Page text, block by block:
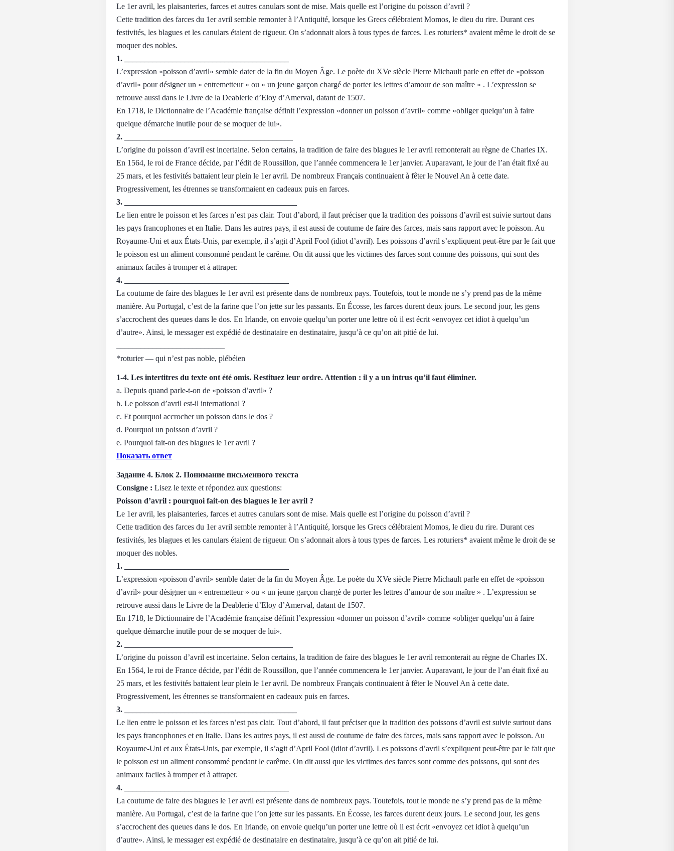
Le 1er avril, les plaisanteries, farces et autres canulars sont de mise. Mais quelle est l’origine du poisson d’avril ?
Cette tradition des farces du 1er avril semble remonter à l’Antiquité, lorsque les Grecs célébraient Momos, le dieu du rire. Durant ces
festivités, les blagues et les canulars étaient de rigueur. On s’adonnait alors à tous types de farces. Les roturiers* avaient même le droit de se
moquer des nobles.
1. _________________________________________
L’expression «poisson d’avril» semble dater de la fin du Moyen Âge. Le poète du XVe siècle Pierre Michault parle en effet de «poisson
d’avril» pour désigner un « entremetteur » ou « un jeune garçon chargé de porter les lettres d’amour de son maître » . L’expression se
retrouve aussi dans le Livre de la Deablerie d’Eloy d’Amerval, datant de 1507.
En 1718, le Dictionnaire de l’Académie française définit l’expression «donner un poisson d’avril» comme «obliger quelqu’un à faire
quelque démarche inutile pour de se moquer de lui».
2. __________________________________________
L’origine du poisson d’avril est incertaine. Selon certains, la tradition de faire des blagues le 1er avril remonterait au règne de Charles IX.
En 1564, le roi de France décide, par l’édit de Roussillon, que l’année commencera le 1er janvier. Auparavant, le jour de l’an était fixé au
25 mars, et les festivités battaient leur plein le 1er avril. De nombreux Français continuaient à fêter le Nouvel An à cette date.
Progressivement, les étrennes se transformaient en cadeaux puis en farces.
3. ___________________________________________
Le lien entre le poisson et les farces n’est pas clair. Tout d’abord, il faut préciser que la tradition des poissons d’avril est suivie surtout dans
les pays francophones et en Italie. Dans les autres pays, il est aussi de coutume de faire des farces, mais sans rapport avec le poisson. Au
Royaume-Uni et aux États-Unis, par exemple, il s’agit d’April Fool (idiot d’avril). Les poissons d’avril s’expliquent peut-être par le fait que
le poisson est un aliment consommé pendant le carême. On dit aussi que les victimes des farces sont comme des poissons, qui sont des
animaux faciles à tromper et à attraper.
4. _________________________________________
La coutume de faire des blagues le 1er avril est présente dans de nombreux pays. Toutefois, tout le monde ne s’y prend pas de la même
manière. Au Portugal, c’est de la farine que l’on jette sur les passants. En Écosse, les farces durent deux jours. Le second jour, les gens
s’accrochent des queues dans le dos. En Irlande, on envoie quelqu’un porter une lettre où il est écrit «envoyez cet idiot à quelqu’un
d’autre». Ainsi, le messager est expédié de destinataire en destinataire, jusqu’à ce qu’on ait pitié de lui.
*roturier — qui n’est pas noble, plébéien
1-4. Les intertitres du texte ont été omis. Restituez leur ordre. Attention : il y a un intrus qu’il faut éliminer.
a. Depuis quand parle-t-on de «poisson d’avril» ?
b. Le poisson d’avril est-il international ?
c. Et pourquoi accrocher un poisson dans le dos ?
d. Pourquoi un poisson d’avril ?
e. Pourquoi fait-on des blagues le 1er avril ?
Показать ответ
Задание 4. Блок 2. Понимание письменного текста
Consigne : Lisez le texte et répondez aux questions:
Poisson d’avril : pourquoi fait-on des blagues le 1er avril ?
Le 1er avril, les plaisanteries, farces et autres canulars sont de mise. Mais quelle est l’origine du poisson d’avril ?
Cette tradition des farces du 1er avril semble remonter à l’Antiquité, lorsque les Grecs célébraient Momos, le dieu du rire. Durant ces
festivités, les blagues et les canulars étaient de rigueur. On s’adonnait alors à tous types de farces. Les roturiers* avaient même le droit de se
moquer des nobles.
1. _________________________________________
L’expression «poisson d’avril» semble dater de la fin du Moyen Âge. Le poète du XVe siècle Pierre Michault parle en effet de «poisson
d’avril» pour désigner un « entremetteur » ou « un jeune garçon chargé de porter les lettres d’amour de son maître » . L’expression se
retrouve aussi dans le Livre de la Deablerie d’Eloy d’Amerval, datant de 1507.
En 1718, le Dictionnaire de l’Académie française définit l’expression «donner un poisson d’avril» comme «obliger quelqu’un à faire
quelque démarche inutile pour de se moquer de lui».
2. __________________________________________
L’origine du poisson d’avril est incertaine. Selon certains, la tradition de faire des blagues le 1er avril remonterait au règne de Charles IX.
En 1564, le roi de France décide, par l’édit de Roussillon, que l’année commencera le 1er janvier. Auparavant, le jour de l’an était fixé au
25 mars, et les festivités battaient leur plein le 1er avril. De nombreux Français continuaient à fêter le Nouvel An à cette date.
Progressivement, les étrennes se transformaient en cadeaux puis en farces.
3. ___________________________________________
Le lien entre le poisson et les farces n’est pas clair. Tout d’abord, il faut préciser que la tradition des poissons d’avril est suivie surtout dans
les pays francophones et en Italie. Dans les autres pays, il est aussi de coutume de faire des farces, mais sans rapport avec le poisson. Au
Royaume-Uni et aux États-Unis, par exemple, il s’agit d’April Fool (idiot d’avril). Les poissons d’avril s’expliquent peut-être par le fait que
le poisson est un aliment consommé pendant le carême. On dit aussi que les victimes des farces sont comme des poissons, qui sont des
animaux faciles à tromper et à attraper.
4. _________________________________________
La coutume de faire des blagues le 1er avril est présente dans de nombreux pays. Toutefois, tout le monde ne s’y prend pas de la même
manière. Au Portugal, c’est de la farine que l’on jette sur les passants. En Écosse, les farces durent deux jours. Le second jour, les gens
s’accrochent des queues dans le dos. En Irlande, on envoie quelqu’un porter une lettre où il est écrit «envoyez cet idiot à quelqu’un
d’autre». Ainsi, le messager est expédié de destinataire en destinataire, jusqu’à ce qu’on ait pitié de lui.